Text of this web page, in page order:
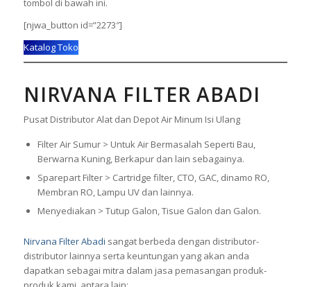
tombol di bawah ini.
[njwa_button id=”2273″]
Katalog Toko
NIRVANA FILTER ABADI
Pusat Distributor Alat dan Depot Air Minum Isi Ulang
Filter Air Sumur > Untuk Air Bermasalah Seperti Bau,
Berwarna Kuning, Berkapur dan lain sebagainya.
Sparepart Filter > Cartridge filter, CTO, GAC, dinamo RO,
Membran RO, Lampu UV dan lainnya.
Menyediakan > Tutup Galon, Tisue Galon dan Galon.
Nirvana Filter Abadi sangat berbeda dengan distributor-
distributor lainnya serta keuntungan yang akan anda
dapatkan sebagai mitra dalam jasa pemasangan produk-